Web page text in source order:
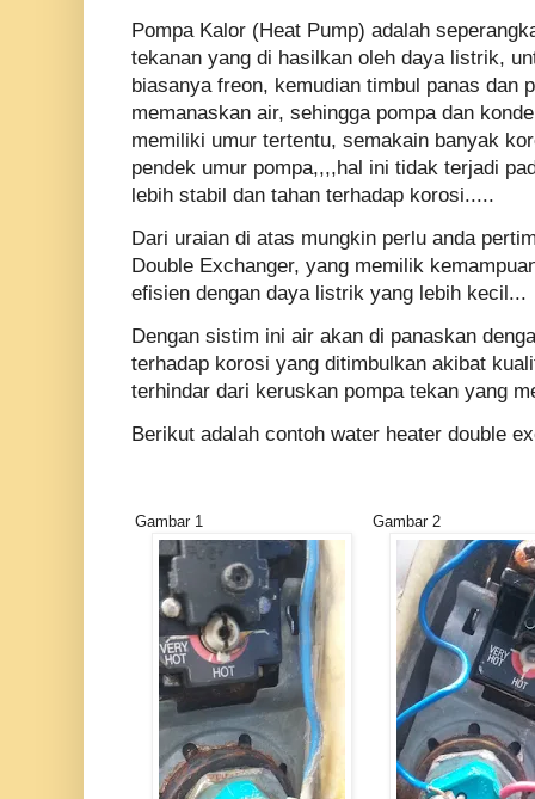
Pompa Kalor (Heat Pump) adalah
tekanan yang di hasilkan oleh daya listrik,
biasanya freon, kemudian timbul panas dan
memanaskan air, sehingga pompa dan
memiliki umur tertentu, semakain banyak
pendek umur pompa,,,,hal ini tidak terjadi
lebih stabil dan tahan terhadap korosi.....
Dari uraian di atas mungkin perlu anda
Double Exchanger, yang memilik
efisien dengan daya listrik yang lebih kecil...
Dengan sistim ini air akan di panaskan
terhadap korosi yang ditimbulkan akibat
terhindar dari keruskan pompa tekan yang
Berikut adalah contoh water heater double
Gambar 1 Gambar 2